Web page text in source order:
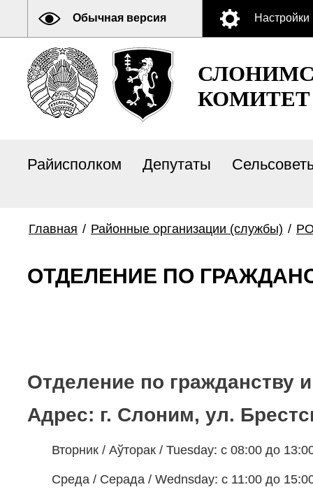
Обычная версия Настройки
КОМИТЕТ
Райисполком Депутаты
Главная / Районные организации (службы) /
ОТДЕЛЕНИЕ ПО
Отделение по гражданству
Адрес: г. Слоним, ул.
Вторник / Аўторак / Tuesday: с 08:00 до
Среда / Серада / Wednsday: с 11:00 до